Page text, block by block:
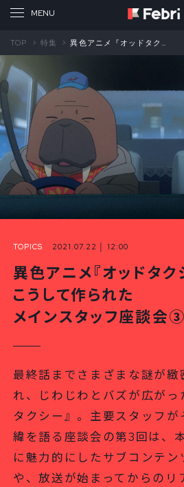
TOP 特集 異色アニメ『オッドタクシー』はこうして作られた メインスタッフ座談会③
TOPICS 2021.07.22 │ 12:00
異色アニメ『オッドタク
こうして作られた
メインスタッフ座談会③
最終話までさまざまな謎が緻
れ、じわじわとバズが広がっ
タクシー』。主要スタッフが
緯を語る座談会の第3回は、
に魅力的にしたサブコンテン
や、放送が始まってからのリ